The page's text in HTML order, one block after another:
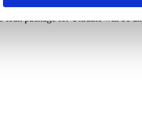
Zelensky (L) attend a
loan package for Ukraine will